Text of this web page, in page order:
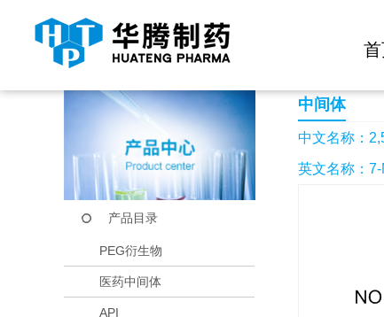
当前位置： 首页 产品中心 2,5-二氧代-7-甲
产品目录
PEG衍生物
医药中间体
API
中间体
中文名称：
英文名称：